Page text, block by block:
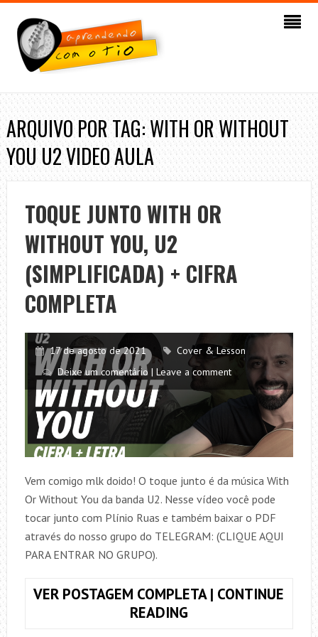
ARQUIVO POR TAG: WITH OR WITHOUT
YOU U2 VIDEO AULA
TOQUE JUNTO WITH OR
WITHOUT YOU, U2
(SIMPLIFICADA) + CIFRA
COMPLETA
17 de agosto de 2021
Cover & Lesson
Deixe um comentário | Leave a comment
Vem comigo mlk doido! O toque junto é da música With
Or Without You da banda U2. Nesse vídeo você pode
tocar junto com Plínio Ruas e também baixar o PDF
através do nosso grupo do TELEGRAM: (CLIQUE AQUI
PARA ENTRAR NO GRUPO).
VER POSTAGEM COMPLETA | CONTINUE
READINGTOQUE